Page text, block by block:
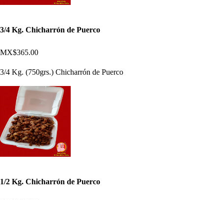
3/4 Kg. Chicharrón de Puerco
MX$365.00
3/4 Kg. (750grs.) Chicharrón de Puerco
1/2 Kg. Chicharrón de Puerco